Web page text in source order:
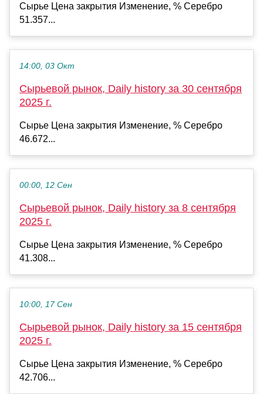
Сырье Цена закрытия Изменение, % Серебро
51.357...
14:00, 03 Окт
Сырьевой рынок, Daily history за 30 сентября
2025 г.
Сырье Цена закрытия Изменение, % Серебро
46.672...
00:00, 12 Сен
Сырьевой рынок, Daily history за 8 сентября
2025 г.
Сырье Цена закрытия Изменение, % Серебро
41.308...
10:00, 17 Сен
Сырьевой рынок, Daily history за 15 сентября
2025 г.
Сырье Цена закрытия Изменение, % Серебро
42.706...